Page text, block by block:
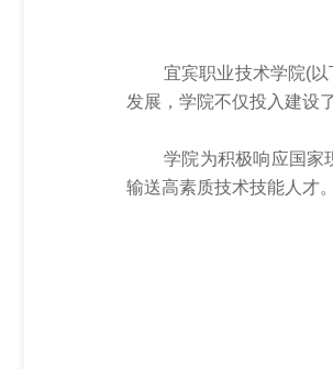
宜宾职业技术学院(
发展，学院不仅投入建设
学院为积极响应国家
输送高素质技术技能人才。